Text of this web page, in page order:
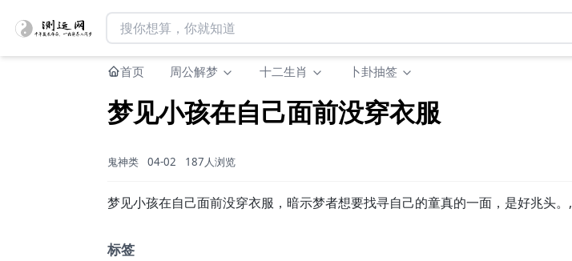
首页 周公解梦 十二生肖 卜卦抽签
梦见小孩在自己面前没穿衣服
鬼神类 04-02 187人浏览
梦见小孩在自己面前没穿衣服，暗示梦者想要找寻自己的童真的一面，是好兆头。,
标签